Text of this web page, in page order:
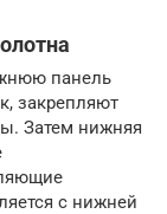
панель
закрепляют
Затем нижняя
с нижней